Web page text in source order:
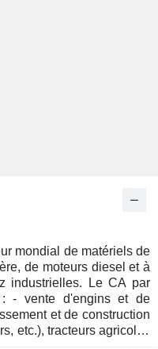
mondial de matériels de
de moteurs diesel et à
industrielles. Le CA par
et de construction
etc.), tracteurs agricoles